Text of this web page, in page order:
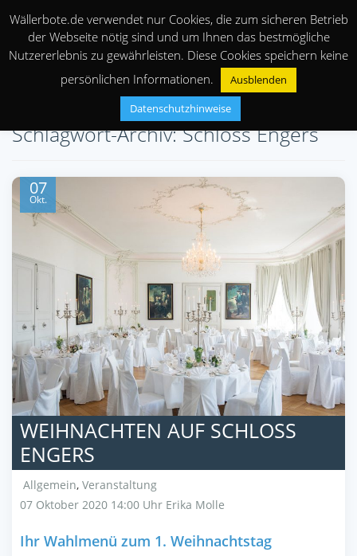
Schlagwort-Archiv: Schloss Engers
07
Okt.
WEIHNACHTEN AUF SCHLOSS
ENGERS
Allgemein, Veranstaltung
07 Oktober 2020 14:00 Uhr Erika Molle
Ihr Wahlmenü zum 1. Weihnachtstag
Wällerbote.de verwendet nur Cookies, die zum sicheren Betrieb
der Webseite nötig sind und um Ihnen das bestmögliche
Nutzererlebnis zu gewährleisten. Diese Cookies speichern keine
persönlichen Informationen.
Ausblenden
Datenschutzhinweise